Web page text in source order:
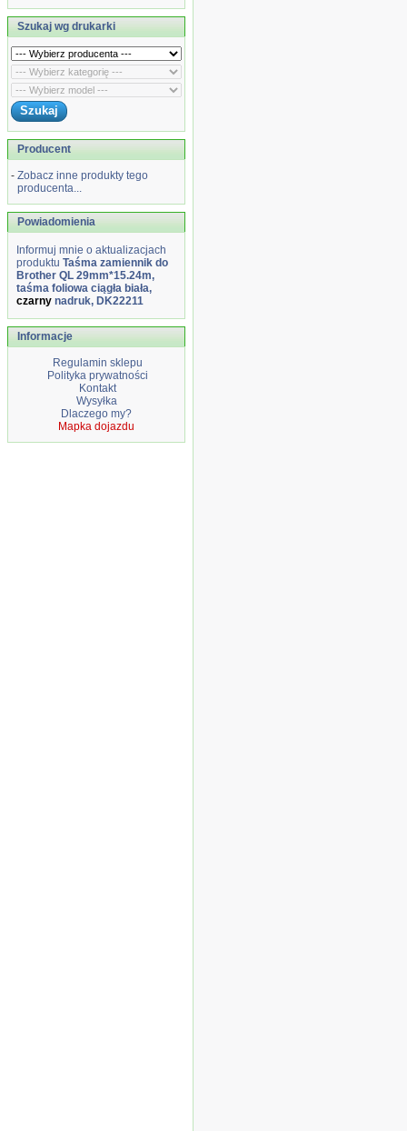
Szukaj wg drukarki
Producent
- Zobacz inne produkty tego
producenta...
Powiadomienia
Informuj mnie o aktualizacjach
produktu Taśma zamiennik do
Brother QL 29mm*15.24m,
taśma foliowa ciągła biała,
czarny nadruk, DK22211
Informacje
Regulamin sklepu
Polityka prywatności
Kontakt
Wysyłka
Dlaczego my?
Mapka dojazdu